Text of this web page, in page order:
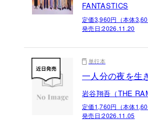
FANTASTICS
定価3,960円（本体
発売日:2026.11.20
単行本
一人分の夜を生
岩谷翔吾（THE
定価1,760円（本体
発売日:2026.11.05